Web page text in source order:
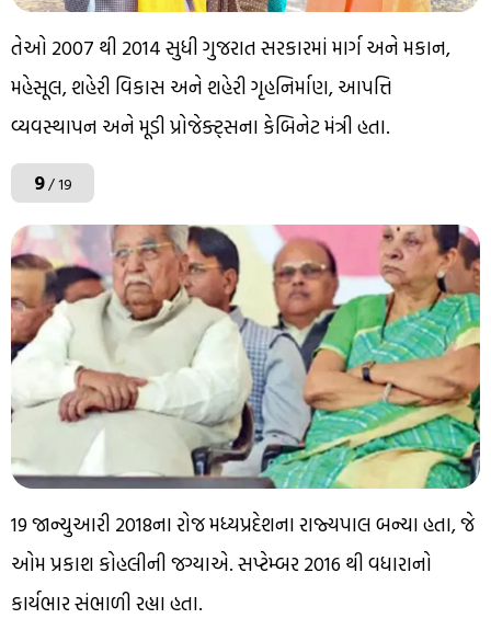
તેઓ 2007 થી 2014 સુધી ગુજરાત સરકારમાં માર્ગ અને મકાન,
મહેસૂલ, શહેરી વિકાસ અને શહેરી ગૃહનિર્માણ, આપત્તિ
વ્યવસ્થાપન અને મૂડી પ્રોજેક્ટ્સના કેબિનેટ મંત્રી હતા.
9/ 19
19 જાન્યુઆરી 2018ના રોજ મધ્યપ્રદેશના રાજ્યપાલ બન્યા હતા, જે
ઓમ પ્રકાશ કોહલીની જગ્યાએ. સપ્ટેમ્બર 2016 થી વધારાનો
કાર્યભાર સંભાળી રહ્યા હતા.